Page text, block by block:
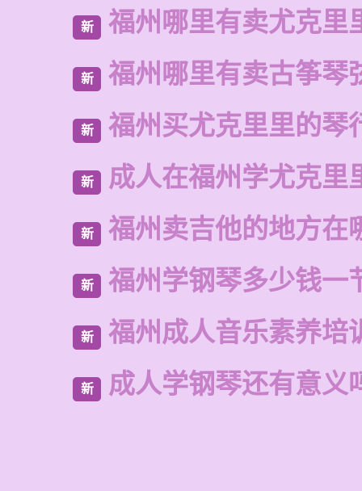
新 福州哪里有卖尤克里
新 福州哪里有卖古筝琴
新 福州买尤克里里的琴
新 成人在福州学尤克里
新 福州卖吉他的地方在
新 福州学钢琴多少钱一
新 福州成人音乐素养培
新 成人学钢琴还有意义